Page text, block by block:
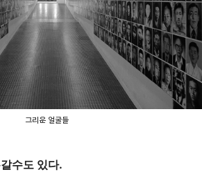
그리운 얼굴들
수도 있다.